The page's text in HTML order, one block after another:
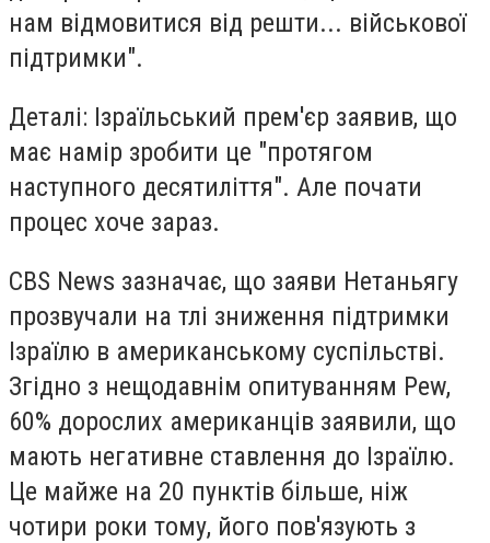
нам відмовитися від решти... військової
підтримки".
Деталі: Ізраїльський прем'єр заявив, що
має намір зробити це "протягом
наступного десятиліття". Але почати
процес хоче зараз.
CBS News зазначає, що заяви Нетаньягу
прозвучали на тлі зниження підтримки
Ізраїлю в американському суспільстві.
Згідно з нещодавнім опитуванням Pew,
60% дорослих американців заявили, що
мають негативне ставлення до Ізраїлю.
Це майже на 20 пунктів більше, ніж
чотири роки тому, його пов'язують з